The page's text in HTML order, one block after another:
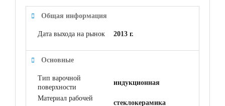
Общая информация
Дата выхода на рынок 2013 г.
Основные
Тип варочной
поверхности
индукционная
Материал рабочей
cтеклокерамика